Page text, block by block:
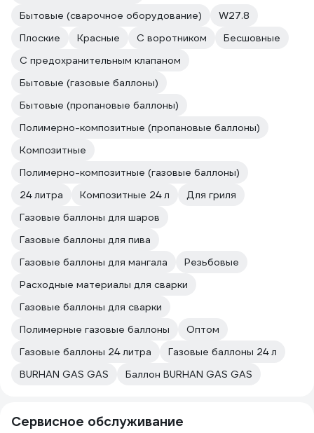
Бытовые (сварочное оборудование)
W27.8
Плоские
Красные С воротником
Бесшовные
С предохранительным клапаном
Бытовые (газовые баллоны)
Бытовые (пропановые баллоны)
Полимерно-композитные (пропановые баллоны)
Композитные
Полимерно-композитные (газовые баллоны)
24 литра
Композитные 24 л
Для гриля
Газовые баллоны для шаров
Газовые баллоны для пива
Газовые баллоны для мангала
Резьбовые
Расходные материалы для сварки
Газовые баллоны для сварки
Полимерные газовые баллоны
Оптом
Газовые баллоны 24 литра
Газовые баллоны 24 л
BURHAN GAS GAS
Баллон BURHAN GAS GAS
Сервисное обслуживание